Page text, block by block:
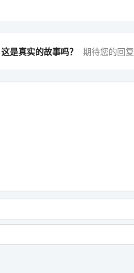
是真实的故事吗？ 期待您的回